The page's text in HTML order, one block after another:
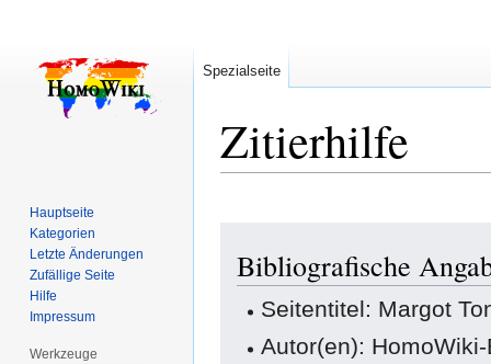
Zitierhilfe
Navigation
springen
Suche
springen
Bibliografische
Seitentitel: Margot
Autor(en):
Spezialseite
Hauptseite
Kategorien
Letzte Änderungen
Zufällige Seite
Hilfe
Impressum
Werkzeuge